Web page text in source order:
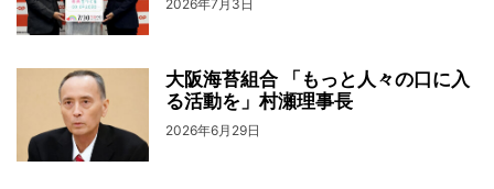
2026年7月3日
大阪海苔組合 「もっと人々の口に入
る活動を」村瀬理事長
2026年6月29日